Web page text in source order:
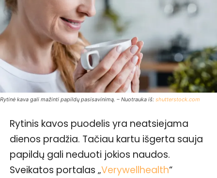
Rytinė kava gali mažinti papildų pasisavinimą. – Nuotrauka iš: shutterstock.com
Rytinis kavos puodelis yra neatsiejama
dienos pradžia. Tačiau kartu išgerta sauja
papildų gali neduoti jokios naudos.
Sveikatos portalas „Verywellhealth“